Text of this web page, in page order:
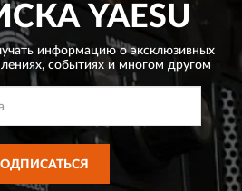
YAESU
информацию о эксклюзивных
событиях и многом другом